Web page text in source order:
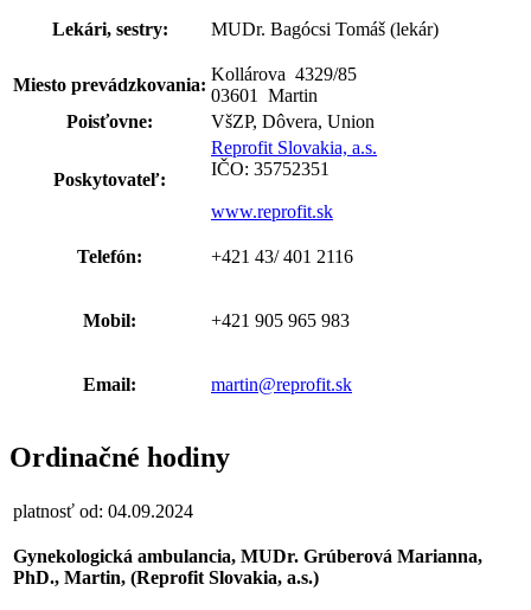
Lekári, sestry: MUDr. Bagócsi Tomáš (lekár)
Miesto prevádzkovania:
Kollárova 4329/85
03601 Martin
Poisťovne:
VšZP, Dôvera, Union
Poskytovateľ:
Reprofit Slovakia, a.s.
IČO: 35752351
www.reprofit.sk
Telefón: +421 43/ 401 2116
Mobil: +421 905 965 983
Email: martin@reprofit.sk
Ordinačné hodiny
platnosť od: 04.09.2024
Gynekologická ambulancia, MUDr. Grúberová Marianna,
PhD., Martin, (Reprofit Slovakia, a.s.)